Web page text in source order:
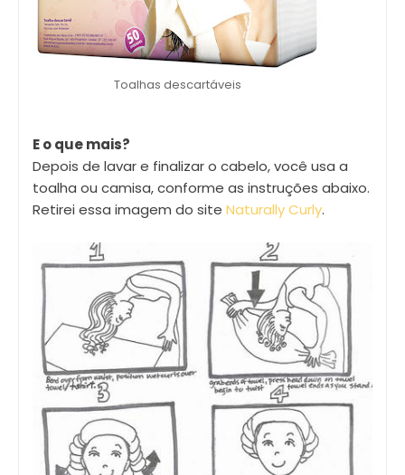
Toalhas descartáveis
E o que mais?
Depois de lavar e finalizar o cabelo, você usa a
toalha ou camisa, conforme as instruções abaixo.
Retirei essa imagem do site Naturally Curly.